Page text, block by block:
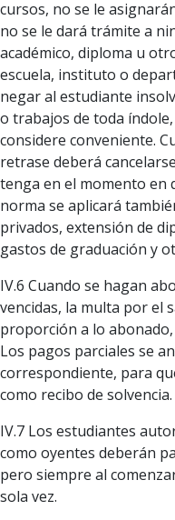
cursos, no se le
no se le dará trámite a
académico, diploma u
escuela, instituto o
negar al estudiante
o trabajos de toda
considere conveniente.
retrase deberá
tenga en el momento en
norma se aplicará
privados, extensión de
gastos de graduación y
IV.6 Cuando se hagan
vencidas, la multa por el
proporción a lo
Los pagos parciales se
correspondiente, para
como recibo de solvencia.
IV.7 Los estudiantes
como oyentes deberán
pero siempre al
sola vez.